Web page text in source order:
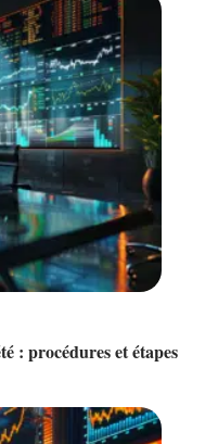
: procédures et étapes